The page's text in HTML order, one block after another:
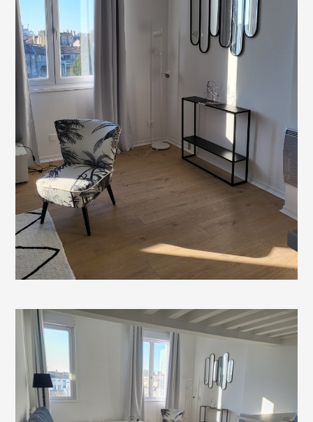
À PROPOS
RÉALISATIONS
CONCEPT & SERVICES
HOME STAGING POUR LES PROS
TARIFS
DEMANDE DE DEVIS
TÉMOIGNAGES
ARTICLES
CONDITIONS GÉNÉRALES
POLITIQUE DE CONFIDENTIALITÉ